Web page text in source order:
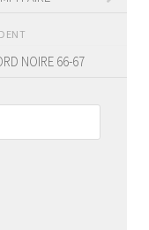
NOIRE 66-67